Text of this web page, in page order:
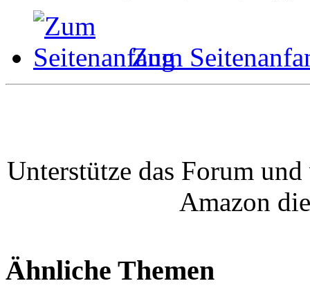
Zum
Unterstütze das Forum
Amazon
Ähnliche Themen